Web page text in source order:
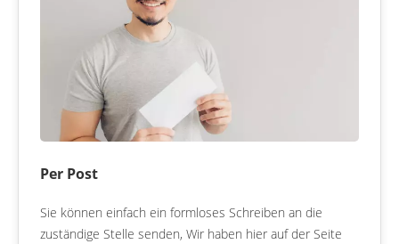
Per Post
Sie können einfach ein formloses Schreiben an die
zuständige Stelle senden, Wir haben hier auf der Seite